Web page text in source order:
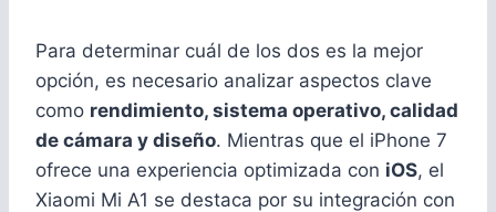
Para determinar cuál de los dos es la mejor
opción, es necesario analizar aspectos clave
como rendimiento, sistema operativo, calidad
de cámara y diseño. Mientras que el iPhone 7
ofrece una experiencia optimizada con iOS, el
Xiaomi Mi A1 se destaca por su integración con